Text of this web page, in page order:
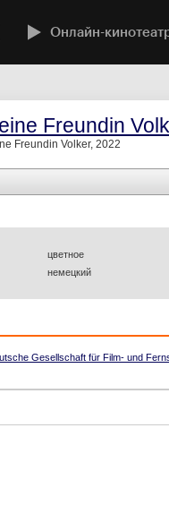
Онлайн-
Freundin
Freundin Volker, 2022
цветное
немецкий
Gesellschaft für Film- und